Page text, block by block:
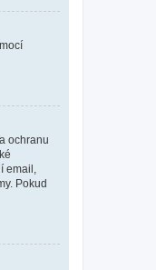
ochranu
email,
Pokud